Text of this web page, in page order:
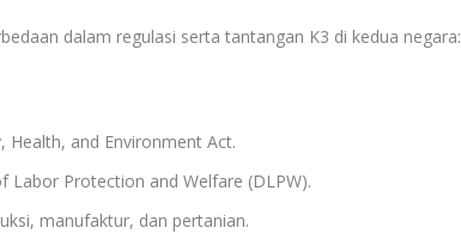
dalam regulasi serta tantangan K3 di kedua negara:
Health, and Environment Act.
Labor Protection and Welfare (DLPW).
manufaktur, dan pertanian.